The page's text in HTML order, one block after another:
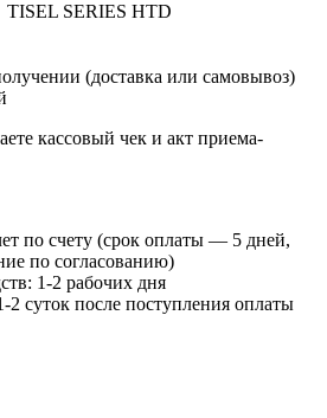
TISEL SERIES HTD
(доставка или самовывоз)
кассовый чек и акт приема-
по счету (срок оплаты — 5 дней,
по согласованию)
1-2 рабочих дня
2 суток после поступления оплаты